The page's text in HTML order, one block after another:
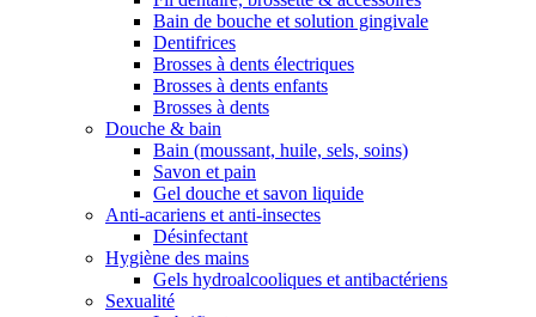
Bain de bouche et solution gingivale
Dentifrices
Brosses à dents électriques
Brosses à dents enfants
Brosses à dents
Douche & bain
Bain (moussant, huile, sels, soins)
Savon et pain
Gel douche et savon liquide
Anti-acariens et anti-insectes
Désinfectant
Hygiène des mains
Gels hydroalcooliques et antibactériens
Sexualité